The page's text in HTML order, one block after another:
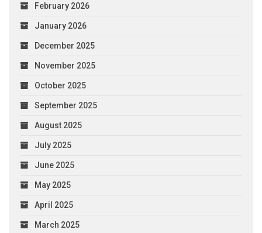
February 2026
January 2026
December 2025
November 2025
October 2025
September 2025
August 2025
July 2025
June 2025
May 2025
April 2025
March 2025